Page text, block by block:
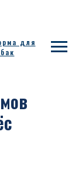
для